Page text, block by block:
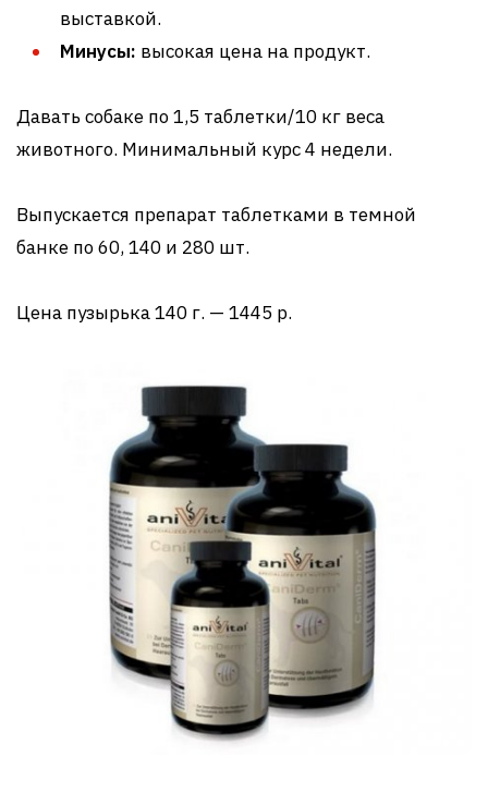
выставкой.
Минусы: высокая цена на продукт.
Давать собаке по 1,5 таблетки/10 кг веса
животного. Минимальный курс 4 недели.
Выпускается препарат таблетками в темной
банке по 60, 140 и 280 шт.
Цена пузырька 140 г. — 1445 р.